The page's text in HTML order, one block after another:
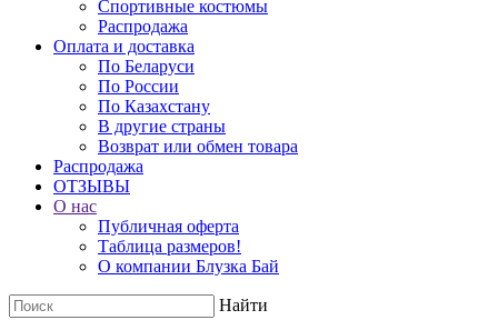
Спортивные костюмы
Распродажа
Оплата и доставка
По Беларуси
По России
По Казахстану
В другие страны
Возврат или обмен товара
Распродажа
ОТЗЫВЫ
О нас
Публичная оферта
Таблица размеров!
О компании Блузка Бай
Найти